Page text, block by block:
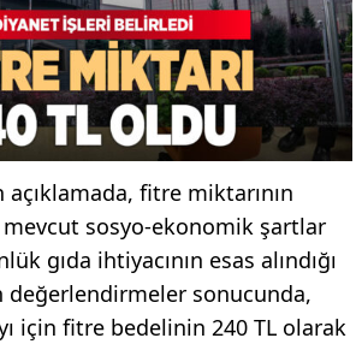
açıklamada, fitre miktarının
sosyo-ekonomik şartlar
gıda ihtiyacının esas alındığı
değerlendirmeler sonucunda,
için fitre bedelinin 240 TL olarak